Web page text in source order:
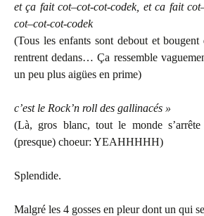
et ça fait cot–cot-cot-codek, et ca fait
cot–cot-cot-codek
(Tous les enfants sont debout et bougent
rentrent dedans… Ça ressemble
un peu plus aigües en prime)
c’est le Rock’n roll des gallinacés »
(Là, gros blanc, tout le monde
(presque) choeur: YEAHHHHH)
Splendide.
Malgré les 4 gosses en pleur dont un qui